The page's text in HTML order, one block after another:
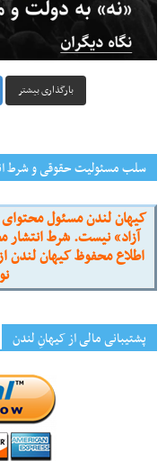
بارگذاری بیشتر
سلب مسئولیت حقوقی و شرط
کیهان لندن مسئول
آزاد» نیست. شرط انتشار
اطلاع محفوظ کیهان
پشتیبانی مالی از کیهانِ لندن